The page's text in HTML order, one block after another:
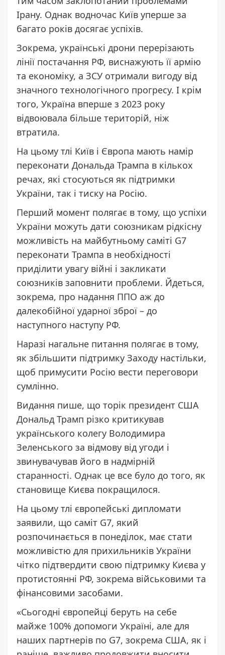
Ірану. Однак водночас Київ уперше за
багато років досягає успіхів.
Зокрема, українські дрони перерізають
лінії постачання РФ, виснажують її армію
та економіку, а ЗСУ отримали вигоду від
значного технологічного прогресу. І крім
того, Україна вперше з 2023 року
відвоювала більше територій, ніж
втратила.
На цьому тлі Київ і Європа мають намір
переконати Дональда Трампа в кількох
речах, які стосуються як підтримки
України, так і тиску на Росію.
Перший момент полягає в тому, що успіхи
України можуть дати союзникам рідкісну
можливість на майбутньому саміті G7
переконати Трампа в необхідності
приділити увагу війні і закликати
союзників заповнити проблеми. Йдеться,
зокрема, про надання ППО аж до
далекобійної ударної зброї – до
наступного наступу РФ.
Наразі нагальне питання полягає в тому,
як збільшити підтримку Заходу настільки,
щоб примусити Росію вести переговори
сумлінно.
Видання пише, що торік президент США
Дональд Трамп різко критикував
українського колегу Володимира
Зеленського за відмову від угоди і
звинувачував його в надмірній
старанності. Однак це все було до того, як
становище Києва покращилося.
На цьому тлі європейські дипломати
заявили, що саміт G7, який
розпочинається в понеділок, має стати
можливістю для прихильників України
чітко підтвердити свою підтримку Києва у
протистоянні РФ, зокрема військовими та
фінансовими засобами.
«Сьогодні європейці беруть на себе
майже 100% допомоги Україні, але для
наших партнерів по G7, зокрема США, як і